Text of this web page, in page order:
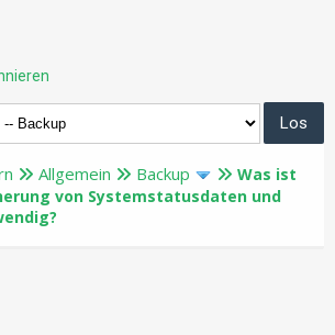
Allgemein Backup
Was ist
von Systemstatusdaten und